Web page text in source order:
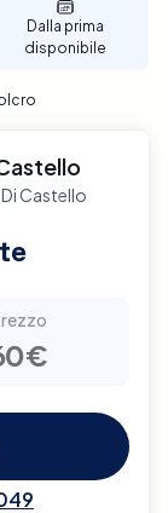
Elty.
Dalla prima
disponibile
Castello